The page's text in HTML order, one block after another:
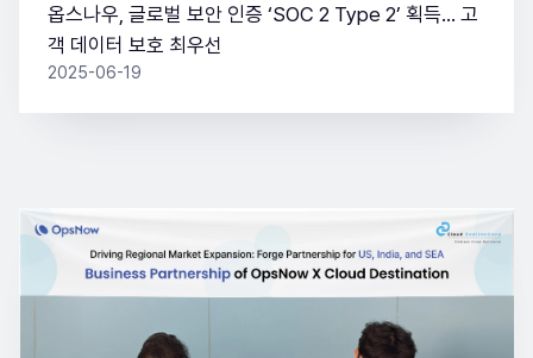
옵스나우, 글로벌 보안 인증 ‘SOC 2 Type 2’ 획득… 고
객 데이터 보호 최우선
2025-06-19